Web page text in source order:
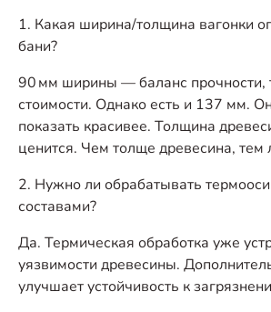
1. Какая ширина/толщина вагонки
бани?
90 мм ширины — баланс прочности,
стоимости. Однако есть и 137 мм.
показать красивее. Толщина
ценится. Чем толще древесина, тем
2. Нужно ли обрабатывать
составами?
Да. Термическая обработка уже
уязвимости древесины.
улучшает устойчивость к